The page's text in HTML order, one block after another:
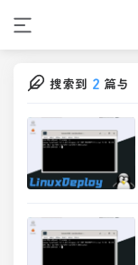
搜索到 2 篇与